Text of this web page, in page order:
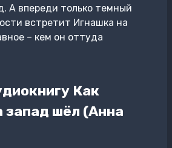
А впереди только темный
встретит Игнашка на
– кем он оттуда
Как
запад шёл (Анна